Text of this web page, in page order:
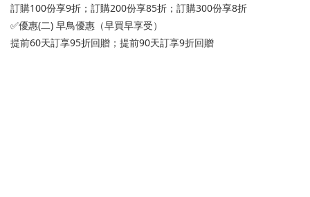
訂購100份享9折；訂購200份享85折；訂購300份享8折
✅優惠(二) 早鳥優惠（早買早享受）
提前60天訂享95折回贈；提前90天訂享9折回贈